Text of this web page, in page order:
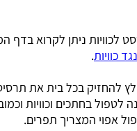
לכוויות ניתן לקרוא בדף
כוויות.
להחזיק בכל בית את
לטפול בחתכים וכוויות
אפוי המצריך תפרים.